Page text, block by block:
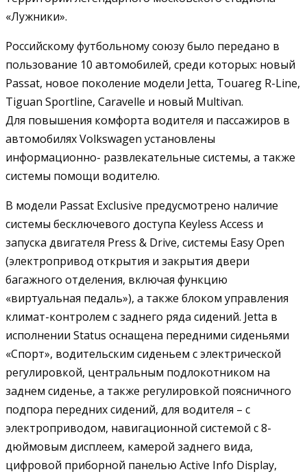
«Лужники».
Российскому футбольному союзу было передано в
пользование 10 автомобилей, среди которых: новый
Passat, новое поколение модели Jetta, Touareg R-Line,
Tiguan Sportline, Caravelle и новый Multivan.
Для повышения комфорта водителя и пассажиров в
автомобилях Volkswagen установлены
информационно- развлекательные системы, а также
системы помощи водителю.
В модели Passat Exclusive предусмотрено наличие
системы бесключевого доступа Keyless Access и
запуска двигателя Press & Drive, системы Easy Open
(электропривод открытия и закрытия двери
багажного отделения, включая функцию
«виртуальная педаль»), а также блоком управления
климат-контролем с заднего ряда сидений. Jetta в
исполнении Status оснащена передними сиденьями
«Спорт», водительским сиденьем с электрической
регулировкой, центральным подлокотником на
заднем сиденье, а также регулировкой поясничного
подпора передних сидений, для водителя – с
электроприводом, навигационной системой с 8-
дюймовым дисплеем, камерой заднего вида,
цифровой приборной панелью Active Info Display,